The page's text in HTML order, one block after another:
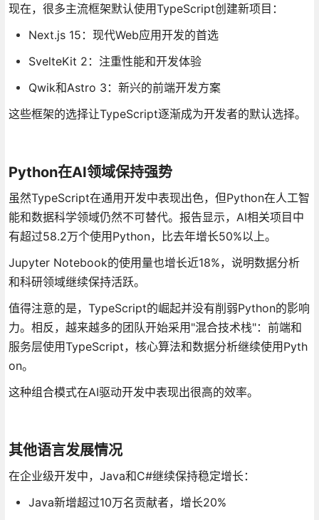
现在，很多主流框架默认使用TypeScript创建新项目：
Next.js 15：现代Web应用开发的首选
SvelteKit 2：注重性能和开发体验
Qwik和Astro 3：新兴的前端开发方案
这些框架的选择让TypeScript逐渐成为开发者的默认选择。
Python在AI领域保持强势
虽然TypeScript在通用开发中表现出色，但Python在人工智
能和数据科学领域仍然不可替代。报告显示，AI相关项目中
有超过58.2万个使用Python，比去年增长50%以上。
Jupyter Notebook的使用量也增长近18%，说明数据分析
和科研领域继续保持活跃。
值得注意的是，TypeScript的崛起并没有削弱Python的影响
力。相反，越来越多的团队开始采用"混合技术栈"：前端和
服务层使用TypeScript，核心算法和数据分析继续使用Pyth
on。
这种组合模式在AI驱动开发中表现出很高的效率。
其他语言发展情况
在企业级开发中，Java和C#继续保持稳定增长：
Java新增超过10万名贡献者，增长20%